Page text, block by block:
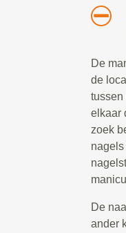
De
de
tussen
elkaar
zoek
De
ander